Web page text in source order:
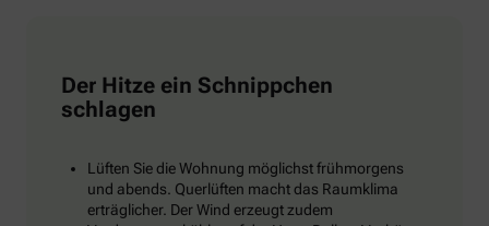
Der Hitze ein Schnippchen
schlagen
Lüften Sie die Wohnung möglichst frühmorgens
und abends. Querlüften macht das Raumklima
erträglicher. Der Wind erzeugt zudem